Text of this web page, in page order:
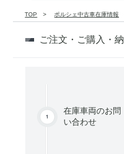
TOP ポルシェ中古車在庫情報
ご注文・ご購入・
在庫車両のお問
い合わせ